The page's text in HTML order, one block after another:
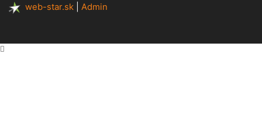
web-star.sk
Admin